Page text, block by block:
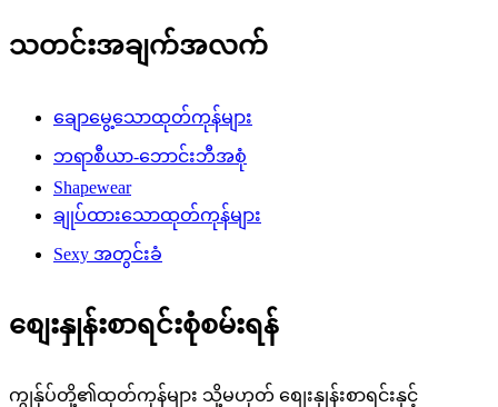
သတင်းအချက်အလက်
ချောမွေ့သောထုတ်ကုန်များ
ဘရာစီယာ-ဘောင်းဘီအစုံ
Shapewear
ချုပ်ထားသောထုတ်ကုန်များ
Sexy အတွင်းခံ
စျေးနှုန်းစာရင်းစုံစမ်းရန်
ကျွန်ုပ်တို့၏ထုတ်ကုန်များ သို့မဟုတ် စျေးနှုန်းစာရင်းနှင့်